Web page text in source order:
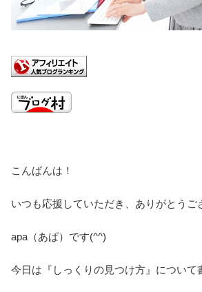
こんばんは！
いつも応援していただき、ありがとうご
apa（あぱ）です(^^)
今日は『しっくりの見つけ方』について